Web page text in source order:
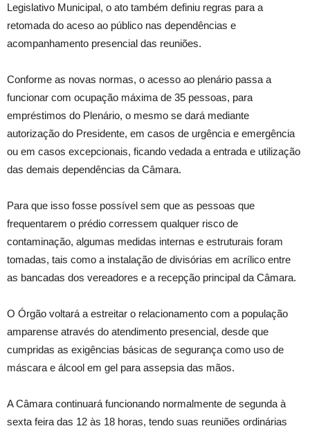
Legislativo Municipal, o ato também definiu regras para a
retomada do aceso ao público nas dependências e
acompanhamento presencial das reuniões.
Conforme as novas normas, o acesso ao plenário passa a
funcionar com ocupação máxima de 35 pessoas, para
empréstimos do Plenário, o mesmo se dará mediante
autorização do Presidente, em casos de urgência e emergência
ou em casos excepcionais, ficando vedada a entrada e utilização
das demais dependências da Câmara.
Para que isso fosse possível sem que as pessoas que
frequentarem o prédio corressem qualquer risco de
contaminação, algumas medidas internas e estruturais foram
tomadas, tais como a instalação de divisórias em acrílico entre
as bancadas dos vereadores e a recepção principal da Câmara.
O Órgão voltará a estreitar o relacionamento com a população
amparense através do atendimento presencial, desde que
cumpridas as exigências básicas de segurança como uso de
máscara e álcool em gel para assepsia das mãos.
A Câmara continuará funcionando normalmente de segunda à
sexta feira das 12 às 18 horas, tendo suas reuniões ordinárias